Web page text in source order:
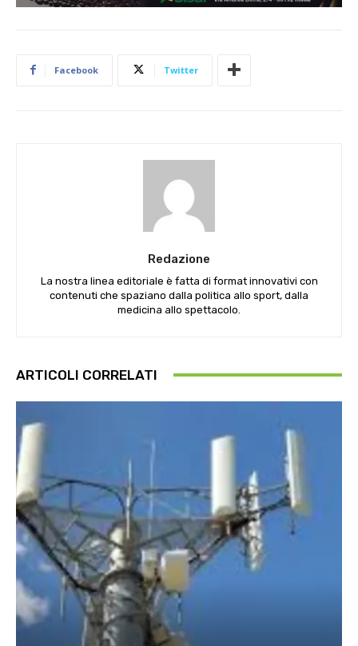
Facebook Twitter
Redazione
La nostra linea editoriale è fatta di format innovativi con
contenuti che spaziano dalla politica allo sport, dalla
medicina allo spettacolo.
ARTICOLI CORRELATI